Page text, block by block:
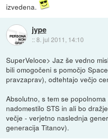
izvedena.
jype
::8. jul 2011, 14:10
SuperVeloce> Jaz še vedno
bili omogočeni s pomočjo
pravzaprav), odtehtajo večjo
Absolutno, s tem se
nadomestilo STS in ali bo
večje - verjetno naslednja
generacija Titanov).